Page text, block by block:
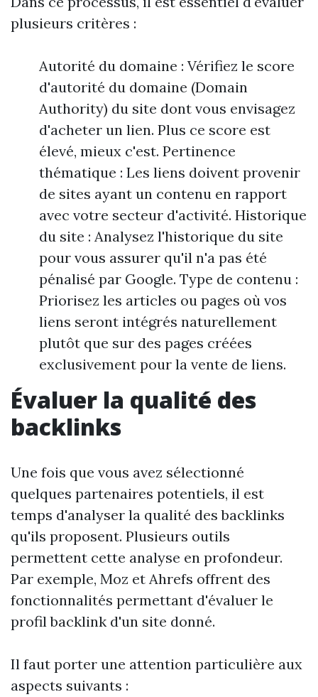
plusieurs critères :
Autorité du domaine : Vérifiez le score
d'autorité du domaine (Domain
Authority) du site dont vous envisagez
d'acheter un lien. Plus ce score est
élevé, mieux c'est. Pertinence
thématique : Les liens doivent provenir
de sites ayant un contenu en rapport
avec votre secteur d'activité. Historique
du site : Analysez l'historique du site
pour vous assurer qu'il n'a pas été
pénalisé par Google. Type de contenu :
Priorisez les articles ou pages où vos
liens seront intégrés naturellement
plutôt que sur des pages créées
exclusivement pour la vente de liens.
Évaluer la qualité des
backlinks
Une fois que vous avez sélectionné
quelques partenaires potentiels, il est
temps d'analyser la qualité des backlinks
qu'ils proposent. Plusieurs outils
permettent cette analyse en profondeur.
Par exemple, Moz et Ahrefs offrent des
fonctionnalités permettant d'évaluer le
profil backlink d'un site donné.
Il faut porter une attention particulière aux
aspects suivants :